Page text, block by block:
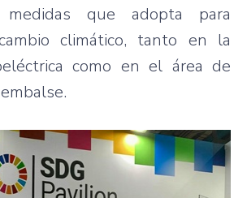
medidas que adopta para
climático, tanto en la
como en el área de